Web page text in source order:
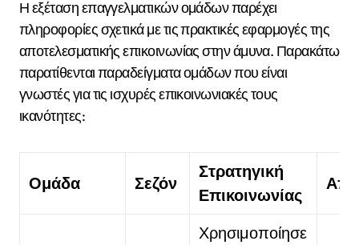
Η εξέταση επαγγελματικών ομάδων παρέχει
πληροφορίες σχετικά με τις πρακτικές εφαρμογές της
αποτελεσματικής επικοινωνίας στην άμυνα. Παρακάτω
παρατίθενται παραδείγματα ομάδων που είναι
γνωστές για τις ισχυρές επικοινωνιακές τους
ικανότητες:
Ομάδα Σεζόν
Στρατηγική
Επικοινωνίας
Χρησιμοποίησε